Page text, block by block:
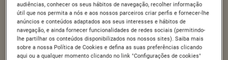
audiências, conhecer os seus hábitos de navegação, recolher informação
útil que nos permita a nós e aos nossos parceiros criar perfis e fornecer-lhe
anúncios e conteúdos adaptados aos seus interesses e hábitos de
navegação, e ainda fornecer funcionalidades de redes sociais (permitindo-
lhe partilhar os conteúdos disponibilizados nos nossos sites). Saiba mais
sobre a nossa Política de Cookies e defina as suas preferências clicando
aqui ou a qualquer momento clicando no link "Configurações de cookies"